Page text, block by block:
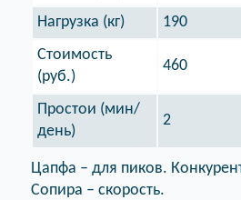
Нагрузка (кг)
190
Стоимость
(руб.)
460
Простои (мин/
день)
2
Цапфа – для пиков.
Сопира – скорость.